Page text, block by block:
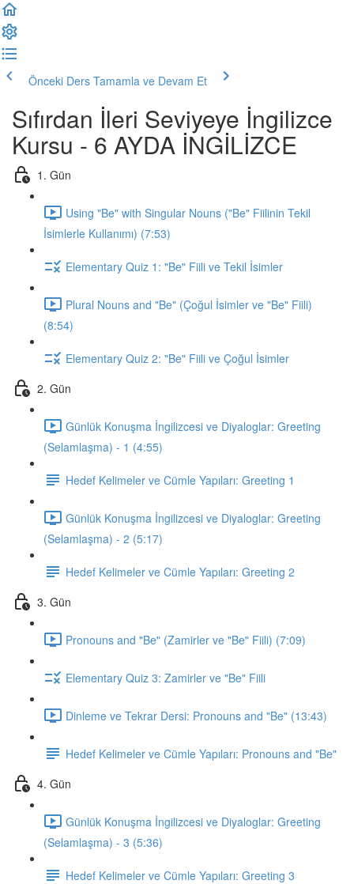
Önceki Ders Tamamla ve Devam Et
Sıfırdan İleri Seviyeye İngilizce
Kursu - 6 AYDA İNGİLİZCE
1. Gün
Using "Be" with Singular Nouns ("Be" Fiilinin Tekil
İsimlerle Kullanımı) (7:53)
Elementary Quiz 1: "Be" Fiili ve Tekil İsimler
Plural Nouns and "Be" (Çoğul İsimler ve "Be" Fiili)
(8:54)
Elementary Quiz 2: "Be" Fiili ve Çoğul İsimler
2. Gün
Günlük Konuşma İngilizcesi ve Diyaloglar: Greeting
(Selamlaşma) - 1 (4:55)
Hedef Kelimeler ve Cümle Yapıları: Greeting 1
Günlük Konuşma İngilizcesi ve Diyaloglar: Greeting
(Selamlaşma) - 2 (5:17)
Hedef Kelimeler ve Cümle Yapıları: Greeting 2
3. Gün
Pronouns and "Be" (Zamirler ve "Be" Fiili) (7:09)
Elementary Quiz 3: Zamirler ve "Be" Fiili
Dinleme ve Tekrar Dersi: Pronouns and "Be" (13:43)
Hedef Kelimeler ve Cümle Yapıları: Pronouns and "Be"
4. Gün
Günlük Konuşma İngilizcesi ve Diyaloglar: Greeting
(Selamlaşma) - 3 (5:36)
Hedef Kelimeler ve Cümle Yapıları: Greeting 3